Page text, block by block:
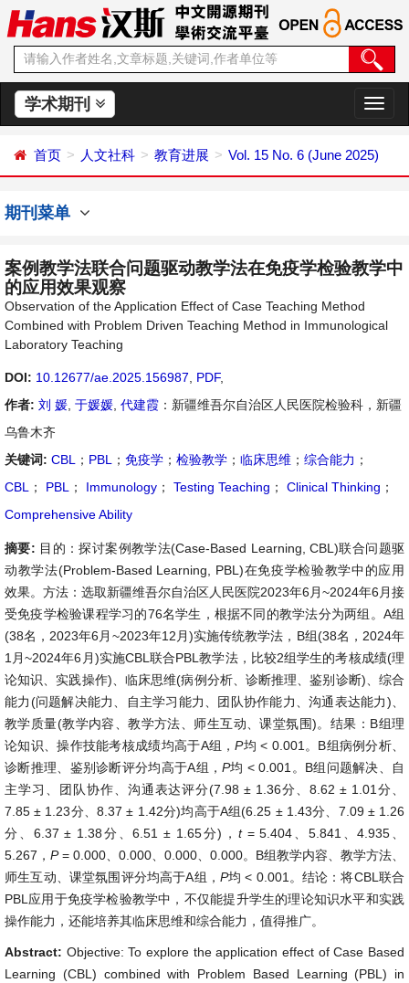
学术期刊
切
换
航
首页 人文社科 教育进展 Vol. 15 No. 6 (June 2025)
期刊菜单
案例教学法联合问题驱动教学法在免疫学检验教学中
的应用效果观察
Observation of the Application Effect of Case Teaching Method
Combined with Problem Driven Teaching Method in Immunological
Laboratory Teaching
DOI: 10.12677/ae.2025.156987 PDF,
作者: 刘 媛 于媛媛 代建霞 ：新疆维吾尔自治区人民医院检验科，新疆
乌鲁木齐
关键词: CBL ； PBL ； 免疫学 ； 检验教学 ； 临床思维 ； 综合能力 ；
CBL
； PBL ； Immunology ； Testing Teaching ； Clinical Thinking ；
Comprehensive Ability
摘要: 目的：探讨案例教学法(Case-Based Learning, CBL)联合问题驱
动教学法(Problem-Based Learning, PBL)在免疫学检验教学中的应用
效果。方法：选取新疆维吾尔自治区人民医院2023年6月~2024年6月接
受免疫学检验课程学习的76名学生，根据不同的教学法分为两组。A组
(38名，2023年6月~2023年12月)实施传统教学法，B组(38名，2024年
1月~2024年6月)实施CBL联合PBL教学法，比较2组学生的考核成绩(理
论知识、实践操作)、临床思维(病例分析、诊断推理、鉴别诊断)、综合
能力(问题解决能力、自主学习能力、团队协作能力、沟通表达能力)、
教学质量(教学内容、教学方法、师生互动、课堂氛围)。结果：B组理
论知识、操作技能考核成绩均高于A组，P均 < 0.001。B组病例分析、
诊断推理、鉴别诊断评分均高于A组，P均 < 0.001。B组问题解决、自
主学习、团队协作、沟通表达评分(7.98 ± 1.36分、8.62 ± 1.01分、
7.85 ± 1.23分、8.37 ± 1.42分)均高于A组(6.25 ± 1.43分、7.09 ± 1.26
分、6.37 ± 1.38分、6.51 ± 1.65分)， t= 5.404、5.841、4.935、
5.267， P= 0.000、0.000、0.000、0.000。B组教学内容、教学方法、
师生互动、课堂氛围评分均高于A组， P均 < 0.001。结论：将CBL联合
PBL应用于免疫学检验教学中，不仅能提升学生的理论知识水平和实践
操作能力，还能培养其临床思维和综合能力，值得推广。
Abstract: Objective: To explore the application effect of Case Based
Learning (CBL) combined with Problem Based Learning (PBL) in